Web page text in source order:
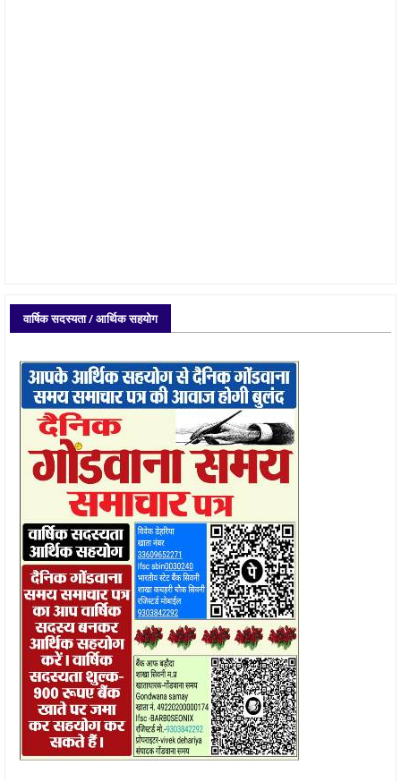
वार्षिक सदस्यता / आर्थिक सहयोग